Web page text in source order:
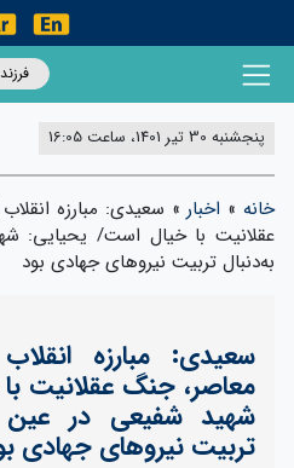
پنجشنبه 30 تیر 1401، ساعت 16:05
خانه» اخبار » سعیدی: مبارزه
عقلانیت با خیال است/ یحیایی:
به‌دنبال تربیت نیروهای جهادی بود
سعیدی: مبارزه
معاصر، جنگ عقلانیت
شهید شفیعی در عین
تربیت نیروهای جهادی